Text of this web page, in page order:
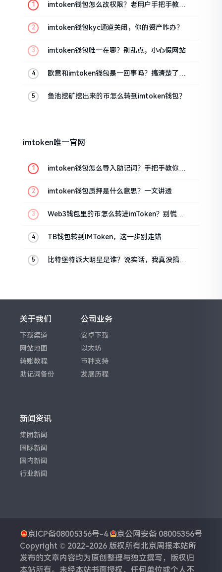
imtoken钱包怎么改权限？老用户手把手教你
imtoken钱包kyc通道关闭，你的资产咋办？
imtoken钱包唯一在哪？别乱点，小心假网站
欧意和imtoken钱包是一回事吗？搞清楚了再
鱼池挖矿挖出来的币怎么转到imtoken钱包？
imtoken唯一官网
imtoken钱包怎么导入助记词？手把手教你找
imtoken钱包质押是什么意思？一文讲透
Web3钱包里的币怎么转进imToken？别慌，
TB钱包转到IMToken，这一步别走错
比特堡特派大明星是谁？说实话，我真没搞明
关于我们
下载渠道
网站地图
转账教程
助记词备份
公司业务
安卓下载
以太坊
币种支持
发展历程
新闻资讯
集团新闻
国际新闻
国内新闻
行业新闻
京ICP备08005356号-4
京公网安备 08005356号
Copyright © 2022-2026 版权所有北京周报本站所
发布的文章内容均为原创整理与独立撰写，版权归
本站所有。未经本站书面授权，任何单位或个人不